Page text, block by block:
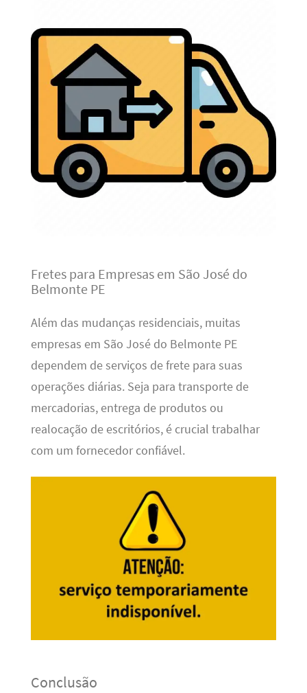
Fretes para Empresas em São José do
Belmonte PE
Além das mudanças residenciais, muitas
empresas em São José do Belmonte PE
dependem de serviços de frete para suas
operações diárias. Seja para transporte de
mercadorias, entrega de produtos ou
realocação de escritórios, é crucial trabalhar
com um fornecedor confiável.
Conclusão